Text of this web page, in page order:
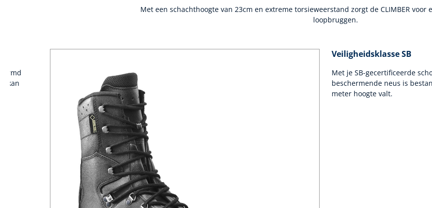
Met een schachthoogte van 23cm en extreme torsieweerstand zorgt de CLIMBER voor
loopbruggen.
kan
Veiligheidsklasse SB
Met je SB-gecertificeerde
beschermende neus is
meter hoogte valt.